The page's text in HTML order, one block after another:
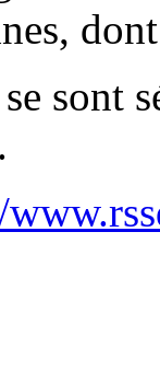
sont